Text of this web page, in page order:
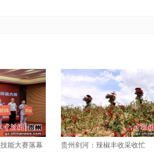
能大赛落幕 贵州剑河：辣椒丰收采收忙